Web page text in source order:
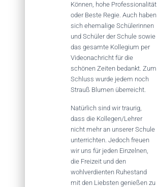
Können, hohe Professionalität
oder Beste Regie. Auch haben
sich ehemalige Schülerinnen
und Schüler der Schule sowie
das gesamte Kollegium per
Videonachricht für die
schönen Zeiten bedankt. Zum
Schluss wurde jedem noch
Strauß Blumen überreicht.
Natürlich sind wir traurig,
dass die Kollegen/Lehrer
nicht mehr an unserer Schule
unterrichten. Jedoch freuen
wir uns für jeden Einzelnen,
die Freizeit und den
wohlverdienten Ruhestand
mit den Liebsten genießen zu